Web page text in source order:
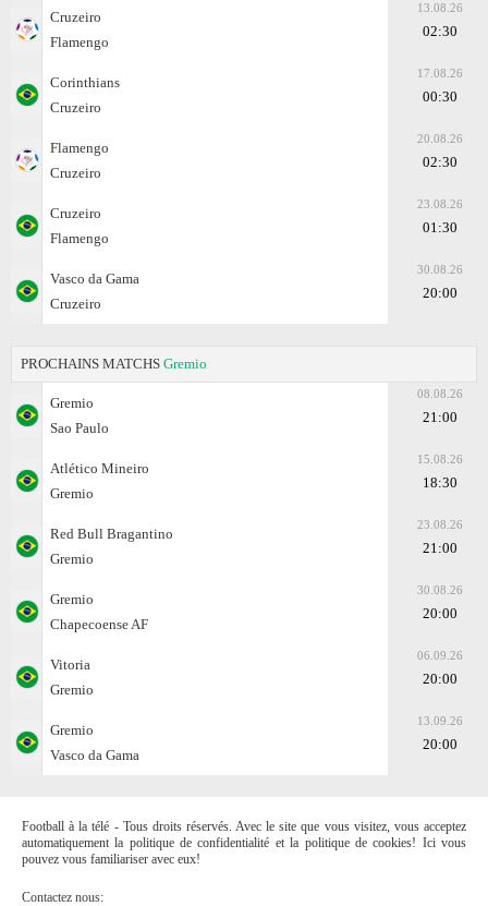
Cruzeiro
Flamengo
13.08.26
02:30
Corinthians
Cruzeiro
17.08.26
00:30
Flamengo
Cruzeiro
20.08.26
02:30
Cruzeiro
Flamengo
23.08.26
01:30
Vasco da Gama
Cruzeiro
30.08.26
20:00
PROCHAINS MATCHS Gremio
Gremio
Sao Paulo
08.08.26
21:00
Atlético Mineiro
Gremio
15.08.26
18:30
Red Bull Bragantino
Gremio
23.08.26
21:00
Gremio
Chapecoense AF
30.08.26
20:00
Vitoria
Gremio
06.09.26
20:00
Gremio
Vasco da Gama
13.09.26
20:00
Football à la télé - Tous droits réservés. Avec le site que vous visitez, vous acceptez
automatiquement la politique de confidentialité et la politique de cookies! Ici vous
pouvez vous familiariser avec eux!
Contactez nous: